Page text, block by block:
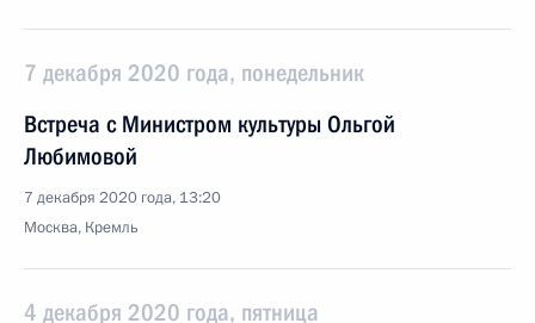
7 декабря 2020 года, понедельник
Встреча с Министром культуры Ольгой
Любимовой
7 декабря 2020 года, 13:20
Москва, Кремль
4 декабря 2020 года, пятница